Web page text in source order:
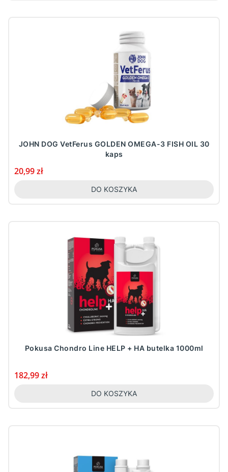
JOHN DOG VetFerus GOLDEN OMEGA-3 FISH OIL 30
kaps
Cena
20,99 zł
DO KOSZYKA
Pokusa Chondro Line HELP + HA butelka 1000ml
Cena
182,99 zł
DO KOSZYKA